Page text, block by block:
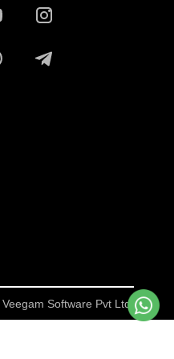
Veegam Software Pvt Ltd.